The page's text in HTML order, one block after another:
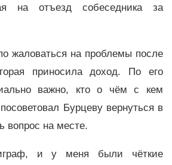
на отъезд собеседника за
жаловаться на проблемы после
приносила доход. По его
важно, кто о чём с кем
Бурцеву вернуться в
вопрос на месте.
и у меня были чёткие